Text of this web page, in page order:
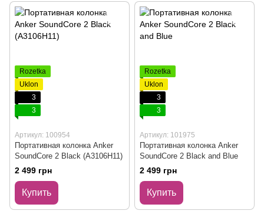
Rozetka
Uklon
3
3
Артикул: 100954
Портативная колонка Anker
SoundCore 2 Black (A3106H11)
2 499 грн
Купить
Rozetka
Uklon
3
3
Артикул: 101975
Портативная колонка Anker
SoundCore 2 Black and Blue
2 499 грн
Купить